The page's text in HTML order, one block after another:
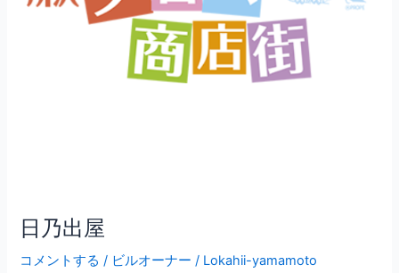
日乃出屋
コメントする / ビルオーナー / Lokahii-yamamoto